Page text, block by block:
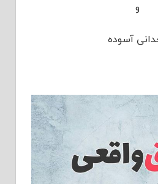
و
آسوده